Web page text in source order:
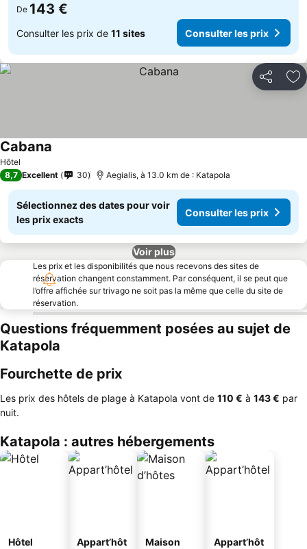
De 143 €
Consulter les prix de 11 sites Consulter les prix
Partager
Hôtel
Cabana
8,7 Excellent 30 Aegialis, à 13.0 km de : Katapola
Sélectionnez des dates pour voir
les prix exacts
Consulter les prix
Voir plus
Les prix et les disponibilités que nous recevons des sites de
réservation changent constamment. Par conséquent, il se peut que
l’offre affichée sur trivago ne soit pas la même que celle du site de
réservation.
Questions fréquemment posées au sujet de
Katapola
Fourchette de prix
Les prix des hôtels de plage à Katapola vont de ‎110 € à ‎143 € par
nuit.
Katapola : autres hébergements
Hôtel
Appart’hôt
Maison
Appart’hôt